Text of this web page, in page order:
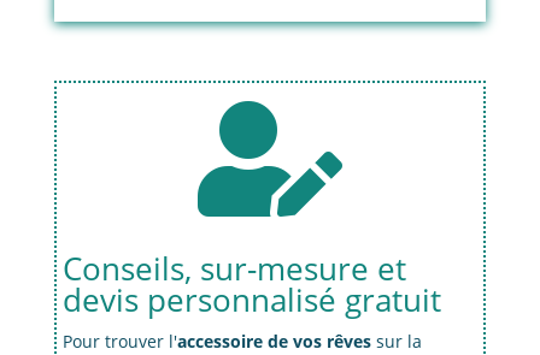

Conseils, sur-mesure et
devis personnalisé gratuit
Pour trouver l'accessoire de vos rêvessur la